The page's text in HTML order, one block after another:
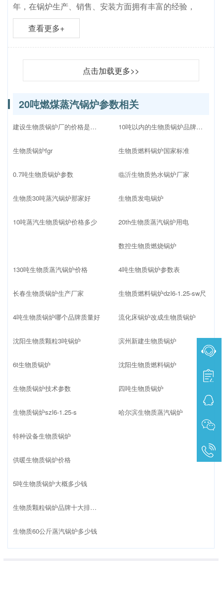
年，在锅炉生产、销售、安装方面拥有丰富的经验，
查看更多+
点击加载更多>>
20吨燃煤蒸汽锅炉参数相关
建设生物质锅炉厂的价格是多少
生物质锅炉fgr
0.7吨生物质锅炉参数
生物质30吨蒸汽锅炉那家好
10吨蒸汽生物质锅炉价格多少
10吨以内的生物质锅炉品牌十大排名
生物质燃料锅炉国家标准
临沂生物质热水锅炉厂家
生物质发电锅炉
20th生物质蒸汽锅炉用电
数控生物质燃烧锅炉
130吨生物质蒸汽锅炉价格
长春生物质锅炉生产厂家
4吨生物质锅炉哪个品牌质量好
沈阳生物质颗粒3吨锅炉
6t生物质锅炉
生物质锅炉技术参数
4吨生物质锅炉参数表
生物质燃料锅炉dzl6-1.25-sw尺
流化床锅炉改成生物质锅炉
滨州新建生物质锅炉
沈阳生物质燃料锅炉
四吨生物质锅炉
生物质锅炉szl6-1.25-s
特种设备生物质锅炉
供暖生物质锅炉价格
5吨生物质锅炉大概多少钱
生物质颗粒锅炉品牌十大排名榜
生物质60公斤蒸汽锅炉多少钱
哈尔滨生物质蒸汽锅炉